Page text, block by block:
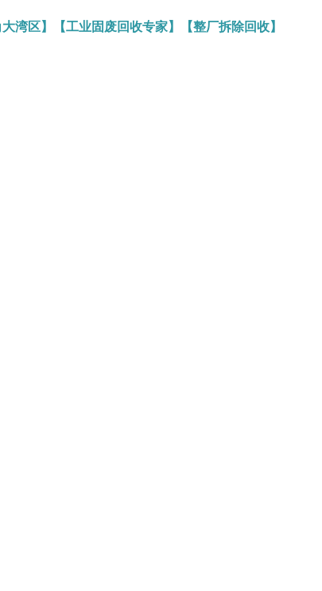
湾区】【工业固废回收专家】【整厂拆除回收】